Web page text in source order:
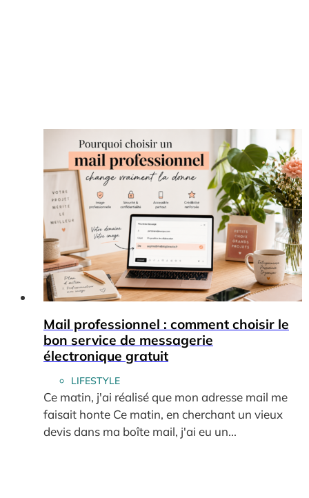
Mail professionnel : comment choisir le
bon service de messagerie
électronique gratuit
LIFESTYLE
Ce matin, j'ai réalisé que mon adresse mail me
faisait honte Ce matin, en cherchant un vieux
devis dans ma boîte mail, j'ai eu un...